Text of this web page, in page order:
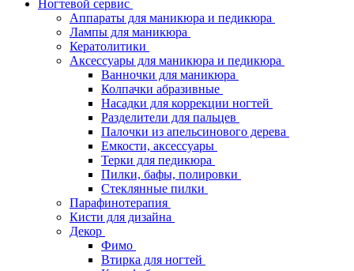
Ногтевой сервис
Аппараты для маникюра и педикюра
Лампы для маникюра
Кератолитики
Аксессуары для маникюра и педикюра
Ванночки для маникюра
Колпачки абразивные
Насадки для коррекции ногтей
Разделители для пальцев
Палочки из апельсинового дерева
Емкости, аксессуары
Терки для педикюра
Пилки, бафы, полировки
Стеклянные пилки
Парафинотерапия
Кисти для дизайна
Декор
Фимо
Втирка для ногтей